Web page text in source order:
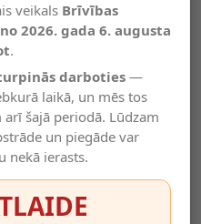
veikals Brīvības
no 2026. gada 6. augusta
.
darboties—
laikā, un mēs tos
šajā periodā. Lūdzam
un piegāde var
nekā ierasts.